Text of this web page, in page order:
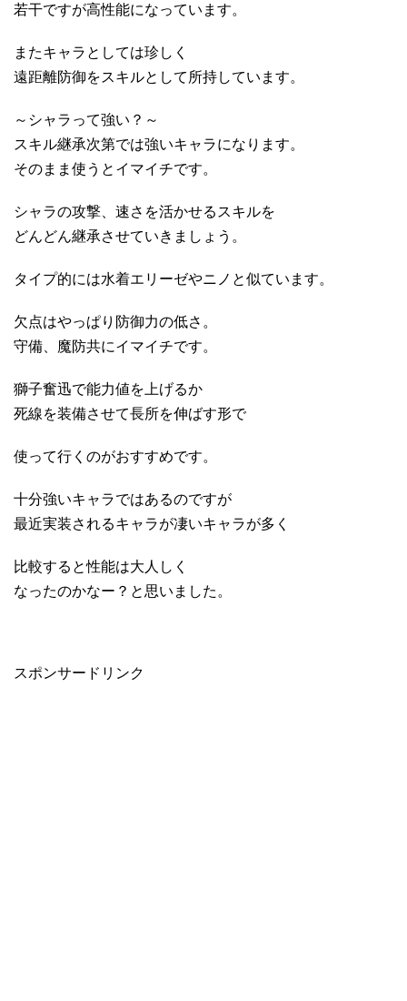
若干ですが高性能になっています。
またキャラとしては珍しく
遠距離防御をスキルとして所持しています。
～シャラって強い？～
スキル継承次第では強いキャラになります。
そのまま使うとイマイチです。
シャラの攻撃、速さを活かせるスキルを
どんどん継承させていきましょう。
タイプ的には水着エリーゼやニノと似ています。
欠点はやっぱり防御力の低さ。
守備、魔防共にイマイチです。
獅子奮迅で能力値を上げるか
死線を装備させて長所を伸ばす形で
使って行くのがおすすめです。
十分強いキャラではあるのですが
最近実装されるキャラが凄いキャラが多く
比較すると性能は大人しく
なったのかなー？と思いました。
スポンサードリンク